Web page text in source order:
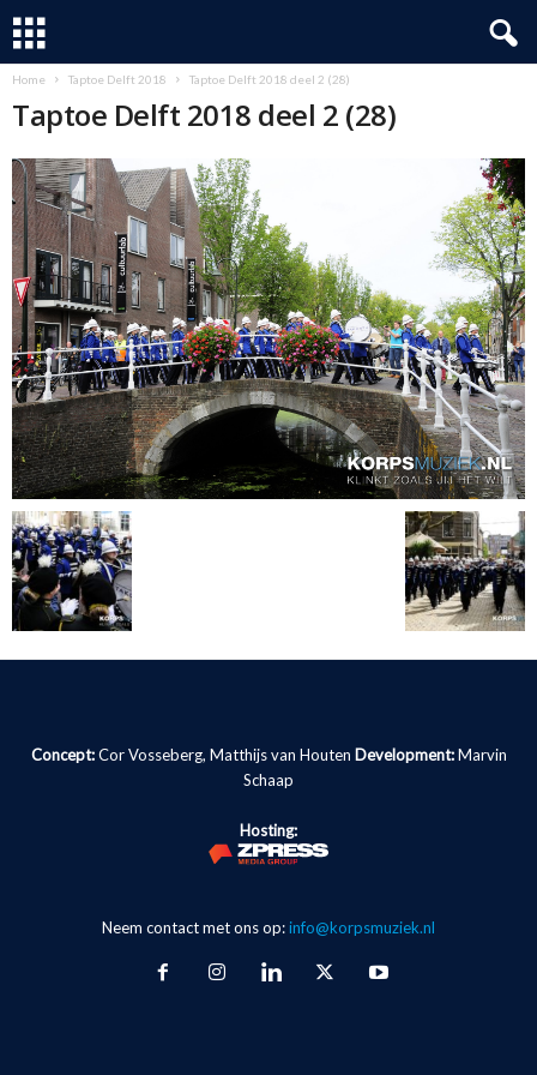
Home Taptoe Delft 2018 Taptoe Delft 2018 deel 2 (28)
Taptoe Delft 2018 deel 2 (28)
Concept:Cor Vosseberg, Matthijs van Houten Development: Marvin
Schaap
Hosting:
Neem contact met ons op:info@korpsmuziek.nl